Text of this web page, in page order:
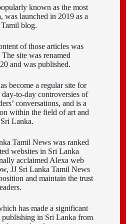
known as the most
launched in 2019 as a
blog.
of those articles was
site was renamed
and was published.
become a regular site for
day-to-day controversies of
conversations, and is a
within the field of art and
Lanka.
Tamil News was ranked
websites in Sri Lanka
acclaimed Alexa web
JJ Sri Lanka Tamil News
and maintain the trust
has made a significant
in Sri Lanka from